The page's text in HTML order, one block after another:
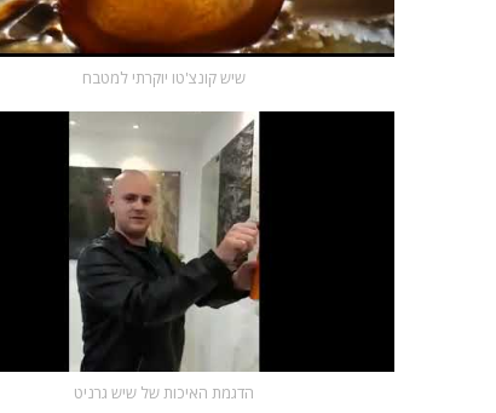
שיש קונצ'טו יוקרתי למטבח
הדגמת האיכות של שיש גרניט